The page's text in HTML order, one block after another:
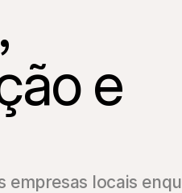
e
empresas locais